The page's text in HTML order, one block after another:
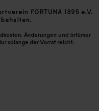
FORTUNA 1895 e.V.
Änderungen und Irrtümer
solange der Vorrat reicht.